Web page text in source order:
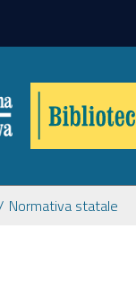
Normativa statale